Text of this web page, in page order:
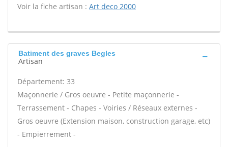
Voir la fiche artisan : Art deco 2000
Batiment des graves Begles
Artisan
Département: 33
Maçonnerie / Gros oeuvre - Petite maçonnerie -
Terrassement - Chapes - Voiries / Réseaux externes -
Gros oeuvre (Extension maison, construction garage, etc)
- Empierrement -